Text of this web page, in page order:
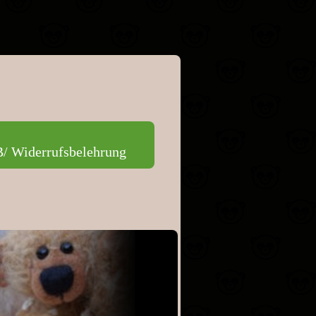
Widerrufsbelehrung